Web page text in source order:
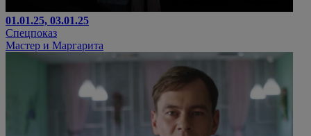
01.01.25, 03.01.25
Спецпоказ
Мастер и Маргарита